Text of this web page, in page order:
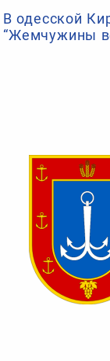
В одесской
“Жемчужины